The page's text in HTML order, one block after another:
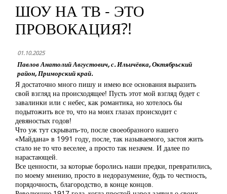
ШОУ НА ТВ - ЭТО
ПРОВОКАЦИЯ?!
01.10.2025
Павлов Анатолий Августович, с. Ильичёвка, Октябрьский
район, Приморский край.
Я достаточно много пишу и имею все основания выразить
свой взгляд на происходящее! Пусть этот мой взгляд будет с
завалинки или с небес, как романтика, но хотелось бы
подытожить все то, что на моих глазах происходит с
девяностых годов!
Что уж тут скрывать-то, после своеобразного нашего
«Майдана» в 1991 году, после, так называемого, застоя жить
стало не то что веселее, а просто так незачем. И далее по
нарастающей.
Все ценности, за которые боролись наши предки, превратились,
по моему мнению, просто в недоразумение, будь то честность,
порядочность, благородство, в конце концов.